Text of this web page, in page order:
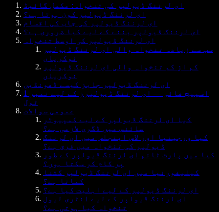
ای لرننگ ڈیولپر کی تنخواہ: مکمل گائیڈ
ای لرننگ ڈیولپر کون ہوتا ہے؟
ای لرننگ ڈیولپر کی جاب کی اقسام
ای لرننگ ڈیولپر بننے کے لیے کیا ضروری ہے؟
ای لرننگ ڈیولپر کی اوسط تنخواہ
سب سے زیادہ تنخواہ والی ای لرننگ ڈیولپر
نوکریاں
کم از کم تنخواہ والی ای لرننگ ڈیولپر
نوکریاں
ای لرننگ ڈیولپر جابز کیسے ڈھونڈیں
اسپیچ فائی — ای لرننگ ڈیولپرز کے لیے نمبر 1
ٹول
عمومی سوالات
کیا ای لرننگ ڈیولپر کے لیے کمپیوٹر
سائنس میں ڈگری لازمی ہے؟
کیا ورجینیا اور لاس اینجلس میں ای لرننگ
ڈیولپر کی تنخواہ میں فرق ہے؟
کیا میں پارٹ ٹائم ای لرننگ ڈیولپر کے طور
پر کام کر سکتا ہوں؟
کیلیفورنیا میں ای لرننگ ڈیولپر کتنا
کماتا ہے؟
ای لرننگ ڈیولپر کے لیے اہلیت کیا ہے؟
ای لرننگ ڈیولپر کے لیے انٹری لیول
تنخواہ کیا ہوتی ہے؟